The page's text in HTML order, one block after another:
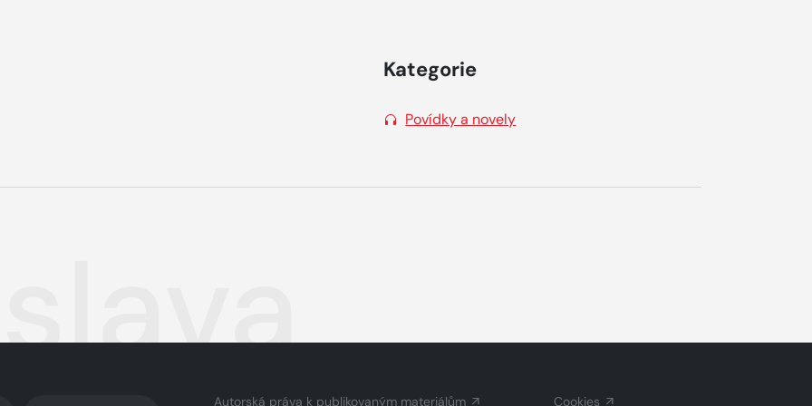
Kategorie
Povídky a novely
Autorská práva k publikovaným materiálům Cookies